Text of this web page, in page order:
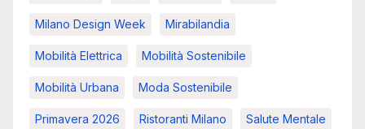
Milano Design Week Mirabilandia
Mobilità Elettrica Mobilità Sostenibile
Mobilità Urbana Moda Sostenibile
Primavera 2026 Ristoranti Milano Salute Mentale